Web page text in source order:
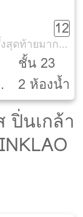
12
อัพเดตครั้งสุดท้ายมากกว่า 30 วัน
ชั้น 23
2 ห้องน้ำ
ปิ่นเกล้า